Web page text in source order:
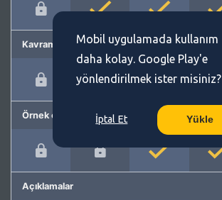
Kavram önerme
Örnek cümleler
Açıklamalar
Mobil uygulamada kullanım
daha kolay. Google Play'e
yönlendirilmek ister misiniz?
İptal Et Yükle